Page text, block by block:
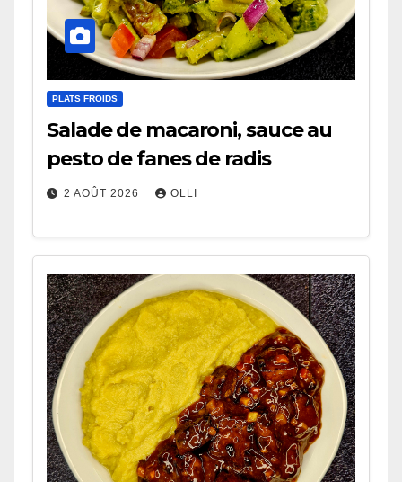
PLATS FROIDS
Salade de macaroni, sauce au
pesto de fanes de radis
2 AOÛT 2026 OLLI